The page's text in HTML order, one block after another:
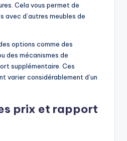
Cela vous permet de
avec d’autres meubles de
options comme des
des mécanismes de
supplémentaire. Ces
varier considérablement d’un
prix et rapport